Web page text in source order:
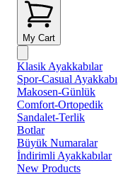
My Cart
Klasik Ayakkabılar
Spor-Casual Ayakkabı
Makosen-Günlük
Comfort-Ortopedik
Sandalet-Terlik
Botlar
Büyük Numaralar
İndirimli Ayakkabılar
New Products